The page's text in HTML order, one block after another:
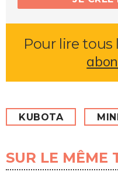
Pour lire
KUBOTA
SUR LE MÊME